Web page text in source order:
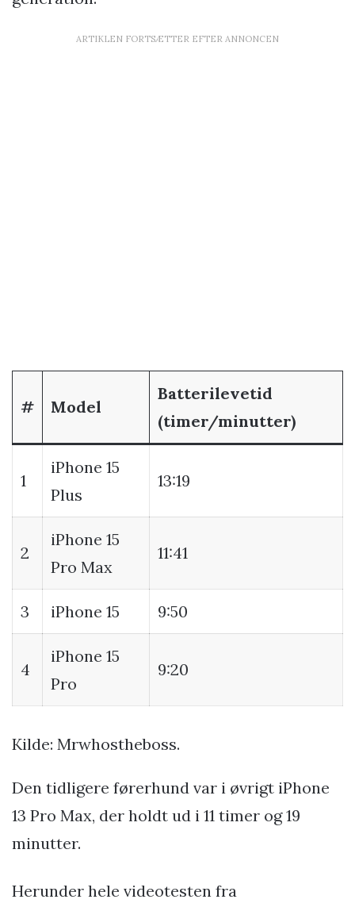
ARTIKLEN FORTSÆTTER EFTER ANNONCEN
# Model
Batterilevetid
(timer/minutter)
1
iPhone 15
Plus
13:19
2
iPhone 15
Pro Max
11:41
3 iPhone 15 9:50
4
iPhone 15
Pro
9:20
Kilde: Mrwhostheboss.
Den tidligere førerhund var i øvrigt iPhone
13 Pro Max, der holdt ud i 11 timer og 19
minutter.
Herunder hele videotesten fra